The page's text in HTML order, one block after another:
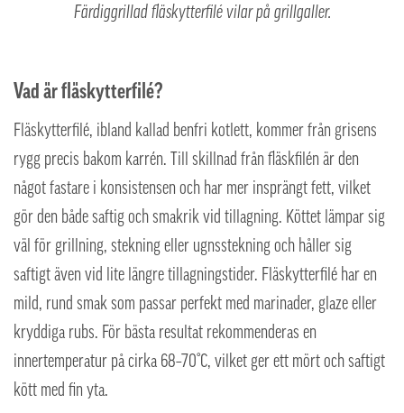
Färdiggrillad fläskytterfilé vilar på grillgaller.
Vad är fläskytterfilé?
Fläskytterfilé, ibland kallad benfri kotlett, kommer från grisens
rygg precis bakom karrén. Till skillnad från fläskfilén är den
något fastare i konsistensen och har mer insprängt fett, vilket
gör den både saftig och smakrik vid tillagning. Köttet lämpar sig
väl för grillning, stekning eller ugnsstekning och håller sig
saftigt även vid lite längre tillagningstider. Fläskytterfilé har en
mild, rund smak som passar perfekt med marinader, glaze eller
kryddiga rubs. För bästa resultat rekommenderas en
innertemperatur på cirka 68–70°C, vilket ger ett mört och saftigt
kött med fin yta.